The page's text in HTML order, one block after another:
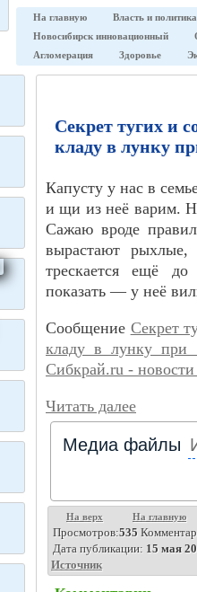
На главную
Власть и политика
Новосибирск инновационный
Агломерация
Здоровье
Секрет тугих и
кладу в лунку
Капусту у нас в
и щи из неё варим.
Сажаю вроде
вырастают
трескается ещё
показать — у неё
Сообщение Секрет
кладу в лунку при
Сибкрай.ru -
Читать далее
Медиа файлы
На верх На главную
Просмотров:535
Дата публикации: 15 мая
Источник